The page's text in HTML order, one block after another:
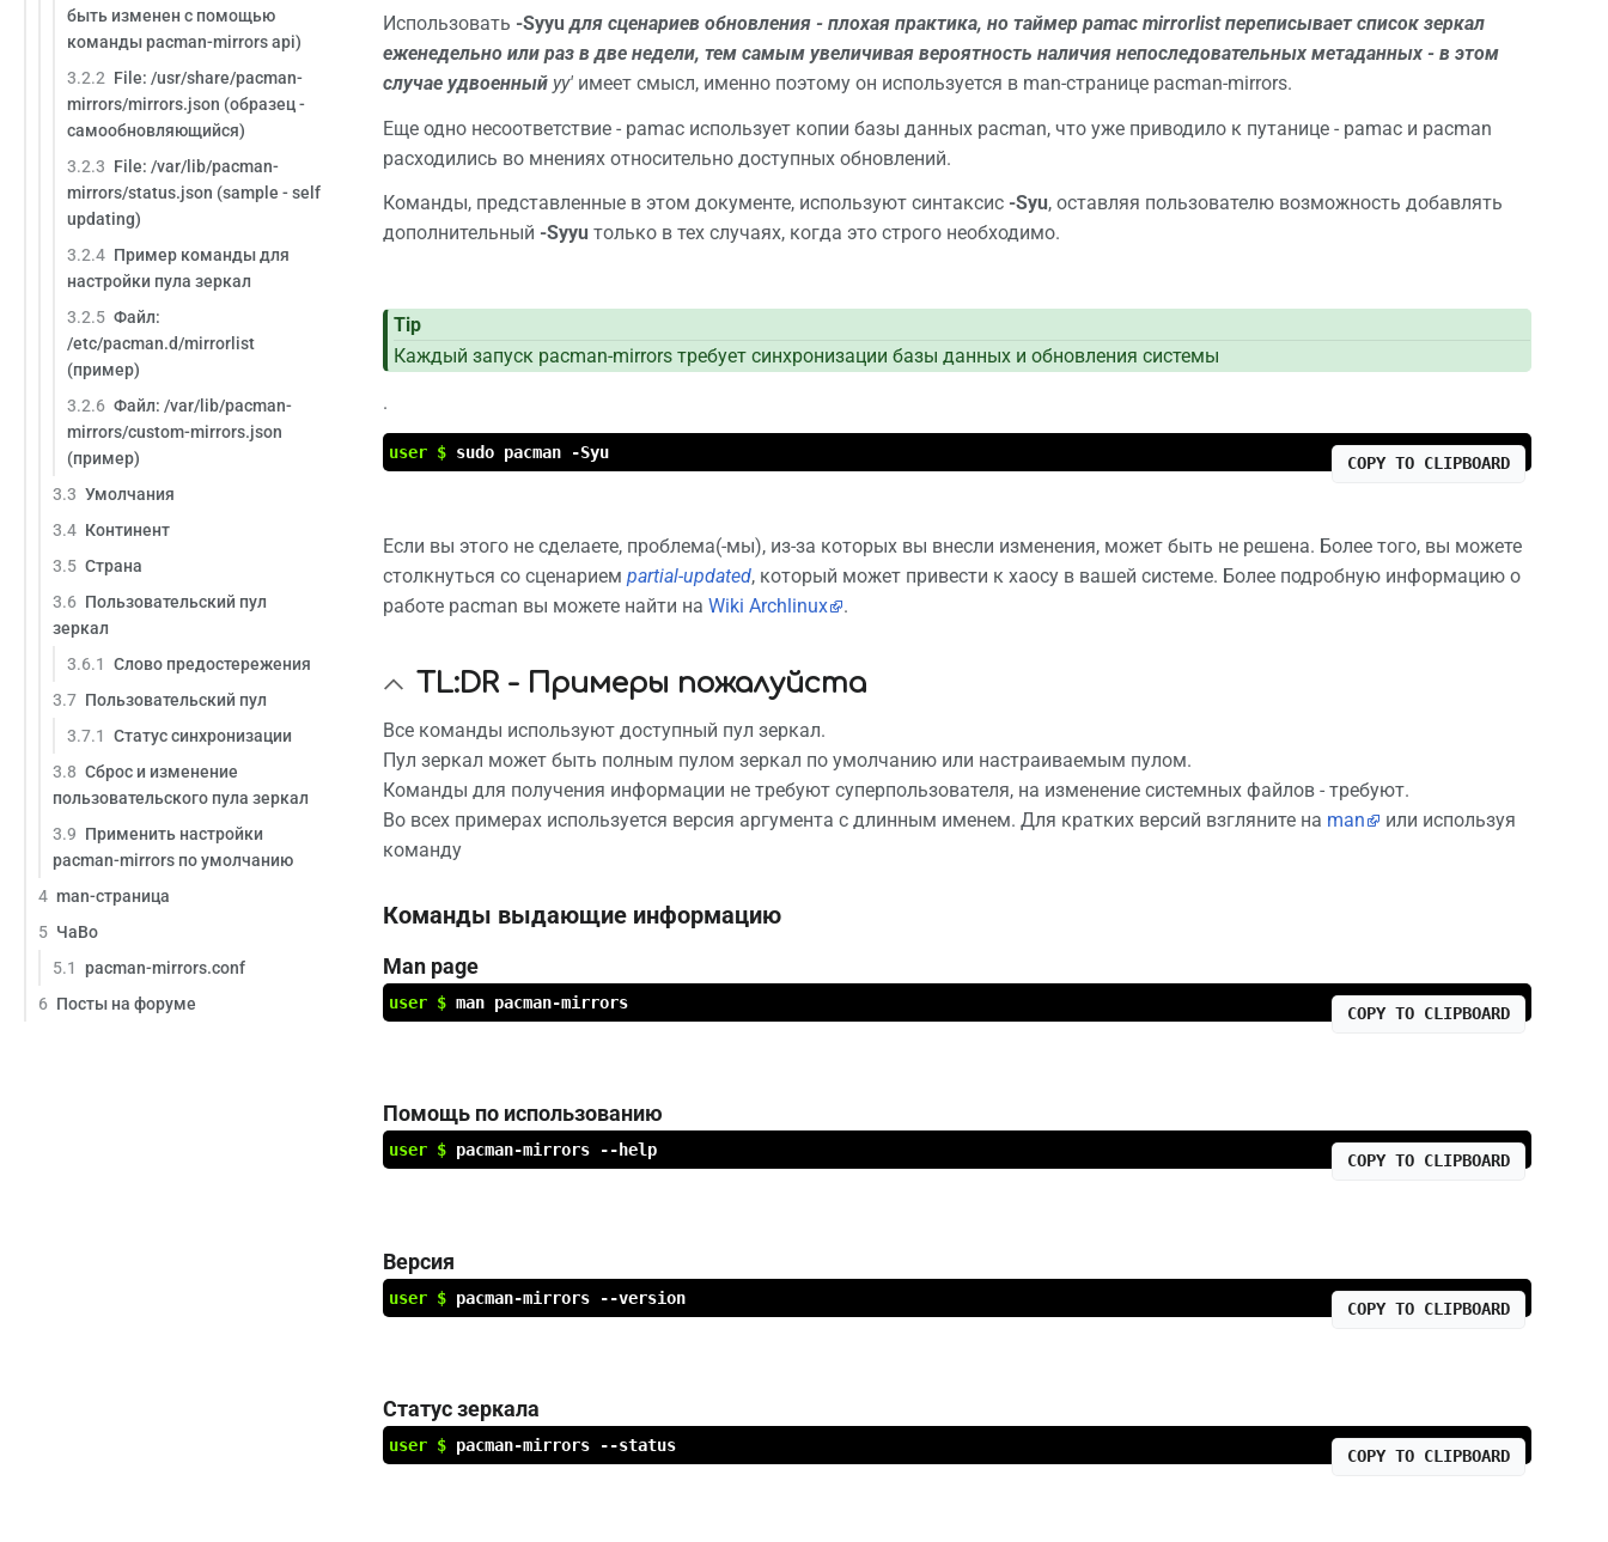
быть изменен с помощью
команды pacman-mirrors api)
3.2.2 File: /usr/share/pacman-
mirrors/mirrors.json (образец -
самообновляющийся)
3.2.3 File: /var/lib/pacman-
mirrors/status.json (sample - self
updating)
3.2.4 Пример команды для
настройки пула зеркал
3.2.5 Файл:
/etc/pacman.d/mirrorlist
(пример)
3.2.6 Файл: /var/lib/pacman-
mirrors/custom-mirrors.json
(пример)
3.3 Умолчания
3.4 Континент
3.5 Страна
3.6 Пользовательский пул
зеркал
3.6.1
Слово предостережения
3.7 Пользовательский пул
3.7.1
Статус синхронизации
3.8 Сброс и изменение
пользовательского пула зеркал
3.9 Применить настройки
pacman-mirrors по умолчанию
4 man-страница
5 ЧаВо
5.1
pacman-mirrors.conf
6 Посты на форуме
Использовать -Syyu для сценариев обновления - плохая практика, но таймер pamac mirrorlist переписывает список зеркал
еженедельно или раз в две недели, тем самым увеличивая вероятность наличия непоследовательных метаданных - в этом
случае удвоенный yy' имеет смысл, именно поэтому он используется в man-странице pacman-mirrors.
Еще одно несоответствие - pamac использует копии базы данных pacman, что уже приводило к путанице - pamac и pacman
расходились во мнениях относительно доступных обновлений.
Команды, представленные в этом документе, используют синтаксис -Syu, оставляя пользователю возможность добавлять
дополнительный -Syyu только в тех случаях, когда это строго необходимо.
Tip
Каждый запуск pacman-mirrors требует синхронизации базы данных и обновления системы
.
user $ sudo pacman -Syu
COPY TO CLIPBOARD
Если вы этого не сделаете, проблема(-мы), из-за которых вы внесли изменения, может быть не решена. Более того, вы можете
столкнуться со сценарием partial-updated, который может привести к хаосу в вашей системе. Более подробную информацию о
работе pacman вы можете найти на Wiki Archlinux .
TL:DR - Примеры пожалуйста
Все команды используют доступный пул зеркал.
Пул зеркал может быть полным пулом зеркал по умолчанию или настраиваемым пулом.
Команды для получения информации не требуют суперпользователя, на изменение системных файлов - требуют.
Во всех примерах используется версия аргумента с длинным именем. Для кратких версий взгляните на man
или используя
команду
Команды выдающие информацию
Man page
user $ man pacman-mirrors
COPY TO CLIPBOARD
Помощь по использованию
user $ pacman-mirrors --help
COPY TO CLIPBOARD
Версия
user $ pacman-mirrors --version
COPY TO CLIPBOARD
Статус зеркала
user $ pacman-mirrors --status
COPY TO CLIPBOARD